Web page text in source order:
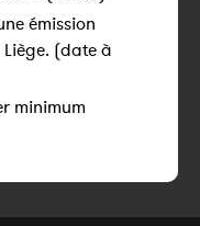
émission
(date à
minimum